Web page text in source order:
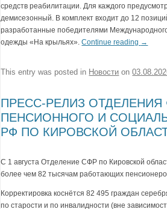
средств реабилитации. Для каждого
демисезонный. В комплект входит до 12
разработанные победителями
одежды «На крыльях».Continue reading →
This entry was posted in Новости on
ПРЕСС-РЕЛИЗ
ПЕНСИОННОГО И
РФ ПО КИРОВСКОЙ
С 1 августа Отделение СФР по Кировской
более чем 82 тысячам работающих
Корректировка коснётся 82 495 граждан
по старости и по инвалидности (вне